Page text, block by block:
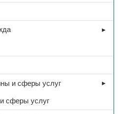
и сферы услуг
сферы услуг
«Gward
арт. RNF15